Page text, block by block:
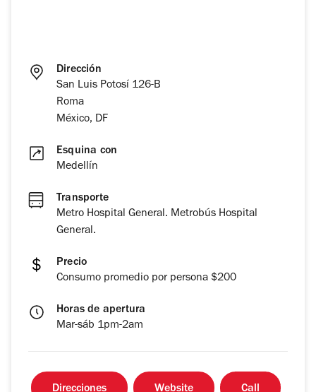
Dirección
San Luis Potosí 126-B
Roma
México, DF
Esquina con
Medellín
Transporte
Metro Hospital General. Metrobús Hospital
General.
Precio
Consumo promedio por persona $200
Horas de apertura
Mar-sáb 1pm-2am
Direcciones Website Call